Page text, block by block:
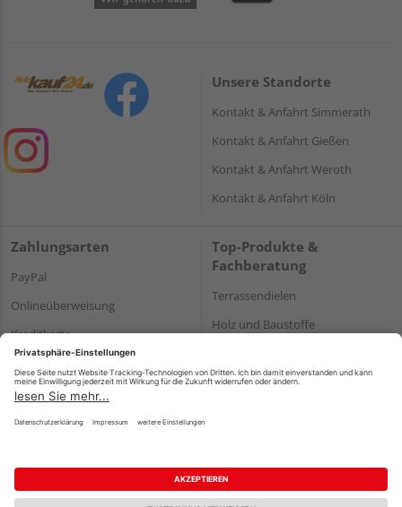
Unsere Standorte
Kontakt & Anfahrt Simmerath
Kontakt & Anfahrt Gießen
Kontakt & Anfahrt Weroth
Kontakt & Anfahrt Köln
Zahlungsarten
PayPal
Onlineüberweisung
Kreditkarte
Rechnung*
*Bonität vorausgesetzt
Top-Produkte &
Fachberatung
Terrassendielen
Holz und Baustoffe
Impressum Datenschutz AGB
Barrierefreiheitserklärung
Vertrag widerrufen